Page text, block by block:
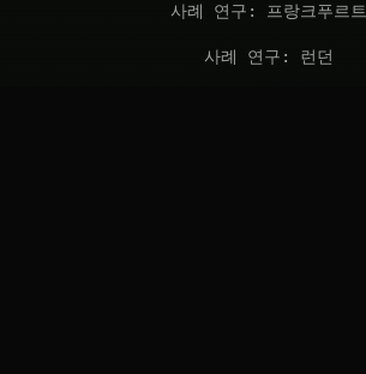
사례 연구: 프랑크푸르트
사례 연구: 런던